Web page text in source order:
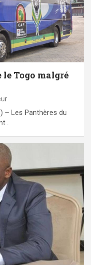
le Togo malgré
– Les Panthères du